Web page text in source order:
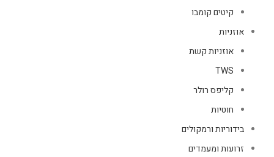
קיטים קומבו
אוזניות
אוזניות קשת
TWS
קליפס רולר
חוטיות
בידוריות ורמקולים
זרועות ומעמדים